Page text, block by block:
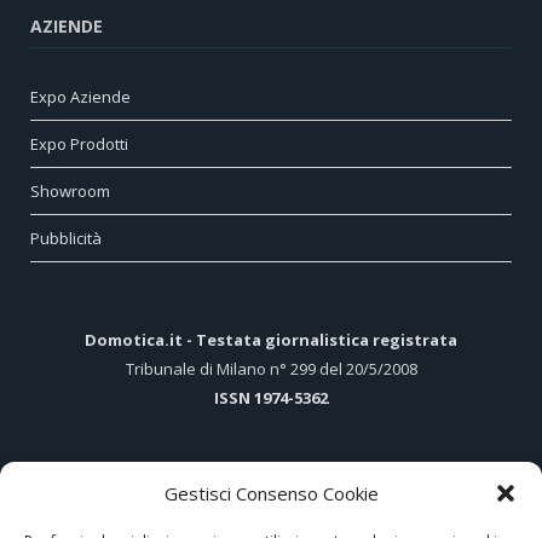
Gestisci Consenso Cookie
AZIENDE
Expo Aziende
Expo Prodotti
Showroom
Pubblicità
Domotica.it - Testata giornalistica registrata
Tribunale di Milano n° 299 del 20/5/2008
ISSN 1974-5362
ARTICOLI PIÙ LETTI